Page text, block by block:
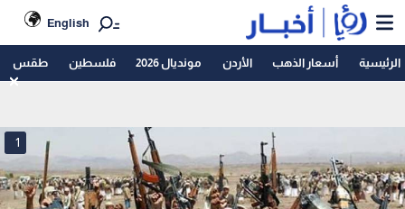
English
الرئيسية أسعار الذهب الأردن مونديال 2026 فلسطين طقس
1